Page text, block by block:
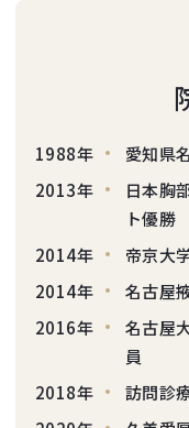
1988年
愛知県
2013年
日本胸
ト優勝
2014年
帝京大
2014年
名古屋
2016年
名古屋
員
2018年
訪問診